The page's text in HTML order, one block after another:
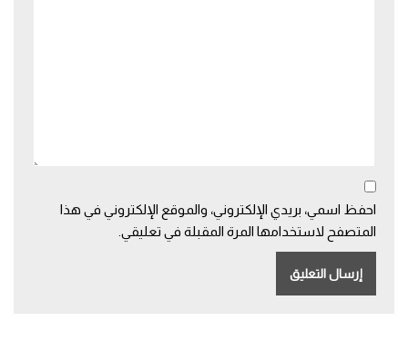
احفظ اسمي، بريدي الإلكتروني، والموقع الإلكتروني في هذا
المتصفح لاستخدامها المرة المقبلة في تعليقي.